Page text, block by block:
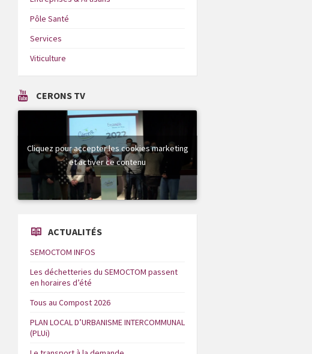
Pôle Santé
Services
Viticulture
CERONS TV
Cliquez pour accepter les cookies marketing
et activer ce contenu
ACTUALITÉS
SEMOCTOM INFOS
Les déchetteries du SEMOCTOM passent
en horaires d’été
Tous au Compost 2026
PLAN LOCAL D’URBANISME INTERCOMMUNAL
(PLUi)